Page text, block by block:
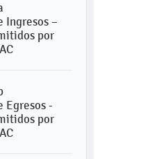
Ingresos –
por
Egresos -
por